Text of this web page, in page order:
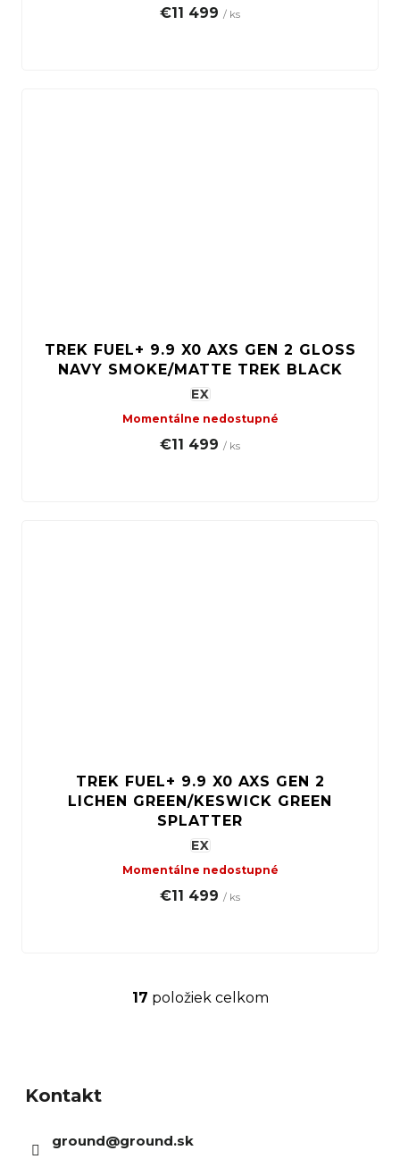
€11 499 / ks
TREK FUEL+ 9.9 X0 AXS GEN 2 GLOSS
NAVY SMOKE/MATTE TREK BLACK
EX
Momentálne nedostupné
€11 499 / ks
TREK FUEL+ 9.9 X0 AXS GEN 2
LICHEN GREEN/KESWICK GREEN
SPLATTER
EX
Momentálne nedostupné
€11 499 / ks
O
17 položiek celkom
Kontakt
ground@ground.sk